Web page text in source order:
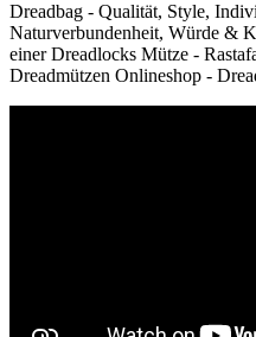
Dreadbag - Qualität, Style,
Naturverbundenheit, Würde &
einer Dreadlocks Mütze -
Dreadmützen Onlineshop -